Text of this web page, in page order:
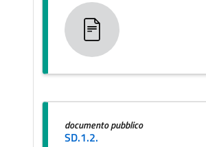
documento pubblico
SD.1.2.